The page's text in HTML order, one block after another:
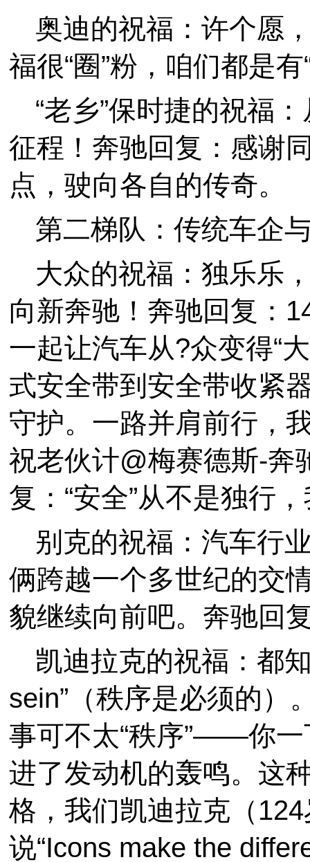
奥迪的祝福：许个愿
福很“圈”粉，咱们都是有
“老乡”保时捷的祝福
征程！奔驰回复：感谢
点，驶向各自的传奇。
第二梯队：传统车企
大众的祝福：独乐乐
向新奔驰！奔驰回复：
一起让汽车从?众变得“
式安全带到安全带收紧
守护。一路并肩前行，
祝老伙计@梅赛德斯-奔
复：“安全”从不是独行
别克的祝福：汽车行
俩跨越一个多世纪的交
貌继续向前吧。奔驰回
凯迪拉克的祝福：都
sein”（秩序是必须的）
事可不太“秩序”——你一
进了发动机的轰鸣。这
格，我们凯迪拉克（
说“Icons make the